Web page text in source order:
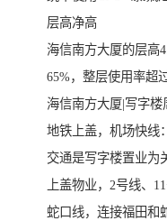
层高净高
海信南方大厦的层高
65%，整层使用率超过
海信南方大厦|写字楼
地铁上盖，机场快线：
交通是写字楼置业为
上盖物业，2号线、
蛇口线，连接福田和